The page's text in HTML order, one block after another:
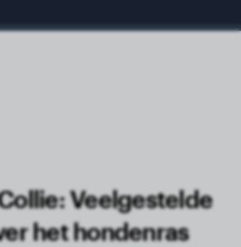
Veelgestelde
het hondenras